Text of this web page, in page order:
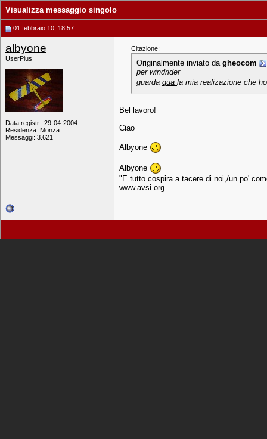
Visualizza messaggio singolo
01 febbraio 10, 18:57
albyone
UserPlus
Data registr.: 29-04-2004
Residenza: Monza
Messaggi: 3.621
Citazione:
Originalmente inviato da gheocom
per windrider
guarda qua la mia realizazione che
Bel lavoro!
Ciao
Albyone
Albyone
"E tutto cospira a tacere di noi,/un po'
www.avsi.org